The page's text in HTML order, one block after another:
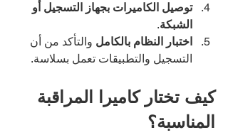
توصيل الكاميرات بجهاز التسجيل أو
الشبكة.
اختبار النظام بالكامل والتأكد من أن
التسجيل والتطبيقات تعمل بسلاسة.
كيف تختار كاميرا المراقبة
المناسبة؟